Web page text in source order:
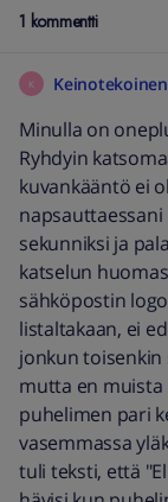
1 kommentti
K Keinotekoinen
Minulla on
Ryhdyin
kuvankääntö ei
sekunniksi ja
katselun
sähköpostin
listaltakaan, ei
jonkun toisenkin
mutta en muista
puhelimen pari
vasemmassa
tuli teksti, että